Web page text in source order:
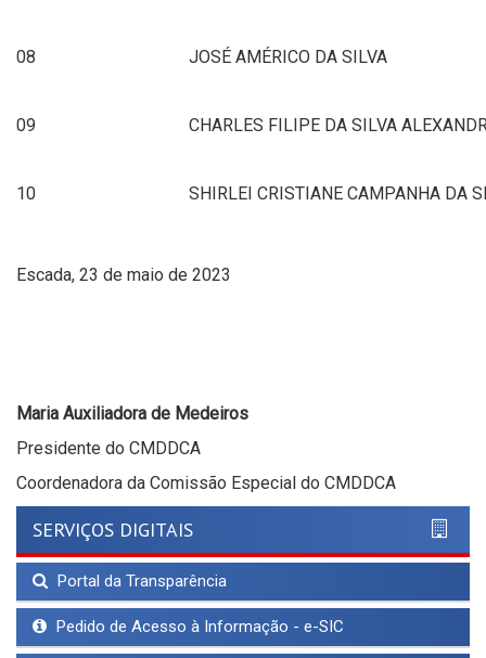
08 JOSÉ AMÉRICO DA SILVA
09 CHARLES FILIPE DA SILVA
10 SHIRLEI CRISTIANE CAMPANHA DA
Escada, 23 de maio de 2023
Maria Auxiliadora de Medeiros
Presidente do CMDDCA
Coordenadora da Comissão Especial do CMDDCA
SERVIÇOS DIGITAIS
Portal da Transparência
Pedido de Acesso à Informação - e-SIC